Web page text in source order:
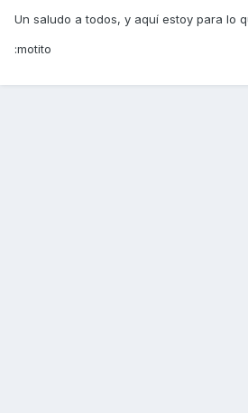
Un saludo a todos, y aquí estoy para lo
:motito